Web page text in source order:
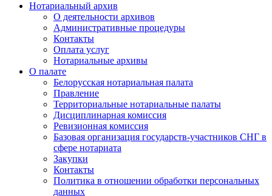
Нотариальный архив
О деятельности архивов
Административные процедуры
Контакты
Оплата услуг
Нотариальные архивы
О палате
Белорусская нотариальная палата
Правление
Территориальные нотариальные палаты
Дисциплинарная комиссия
Ревизионная комиссия
Базовая организация государств-участников СНГ в
сфере нотариата
Закупки
Контакты
Политика в отношении обработки персональных
данных